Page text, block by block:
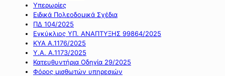
Υπερωρίες
Ειδικά Πολεοδομικά Σχέδια
ΠΔ 104/2025
Εγκύκλιος ΥΠ. ΑΝΑΠΤΥΞΗΣ 99864/2025
ΚΥΑ Α.1176/2025
Υ.Α. Α.1173/2025
Κατευθυντήρια Οδηγία 29/2025
Φόρος μισθωτών υπηρεσιών